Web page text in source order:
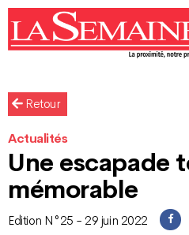
Retour
Actualités
Une escapade
mémorable
Edition N°25 - 29 juin 2022